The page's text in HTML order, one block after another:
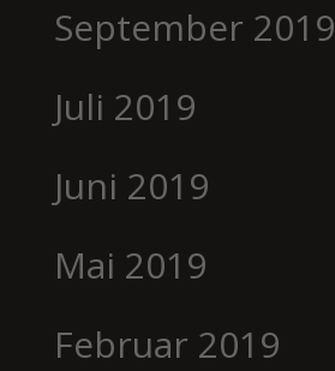
September 2019
Juli 2019
Juni 2019
Mai 2019
Februar 2019